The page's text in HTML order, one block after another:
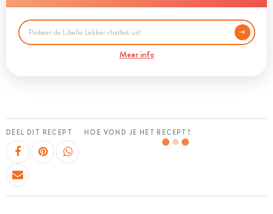
Meer info
DEEL DIT RECEPT HOE VOND JE HET RECEPT?